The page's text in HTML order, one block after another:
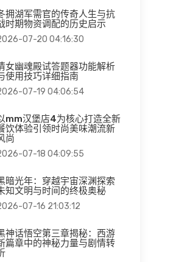
拥湖军需官的传奇人生与抗
时期物资调配的历史启示
07-20 04:16:30
女幽魂殿试答题器功能解析
使用技巧详细指南
07-19 04:06:54
mm汉堡店4为核心打造全新
饮体验引领时尚美味潮流新
尚
07-18 04:09:55
暗光年：穿越宇宙深渊探索
知文明与时间的终极奥秘
07-16 21:03:12
神话悟空第三章揭秘：西游
篇章中的神秘力量与剧情转